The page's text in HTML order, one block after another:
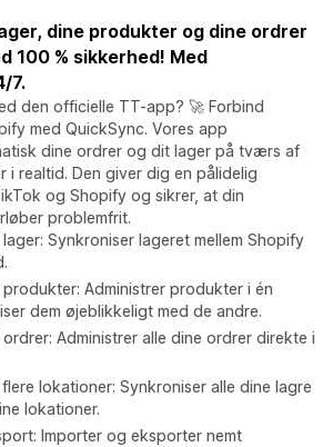
dine produkter og dine ordrer
100 % sikkerhed! Med
7.
den officielle TT-app? 🚀 Forbind
med QuickSync. Vores app
dine ordrer og dit lager på tværs af
i realtid. Den giver dig en pålidelig
og Shopify og sikrer, at din
problemfrit.
Synkroniser lageret mellem Shopify
Administrer produkter i én
dem øjeblikkeligt med de andre.
Administrer alle dine ordrer direkte i
lokationer: Synkroniser alle dine lagre
lokationer.
Importer og eksporter nemt